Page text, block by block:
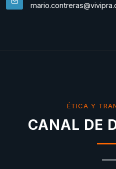
ÉTICA Y
CANAL DE